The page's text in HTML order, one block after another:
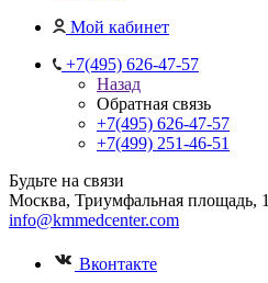
Мой кабинет
+7(495) 626-47-57
Назад
Обратная связь
+7(495) 626-47-57
+7(499) 251-46-51
Будьте на связи
Москва, Триумфальная площадь, 1
info@kmmedcenter.com
Вконтакте